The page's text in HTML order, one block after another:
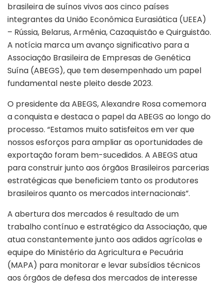
brasileira de suínos vivos aos cinco países
integrantes da União Econômica Eurasiática (UEEA)
– Rússia, Belarus, Armênia, Cazaquistão e Quirguistão.
A notícia marca um avanço significativo para a
Associação Brasileira de Empresas de Genética
Suína (ABEGS), que tem desempenhado um papel
fundamental neste pleito desde 2023.
O presidente da ABEGS, Alexandre Rosa comemora
a conquista e destaca o papel da ABEGS ao longo do
processo. “Estamos muito satisfeitos em ver que
nossos esforços para ampliar as oportunidades de
exportação foram bem-sucedidos. A ABEGS atua
para construir junto aos órgãos Brasileiros parcerias
estratégicas que beneficiem tanto os produtores
brasileiros quanto os mercados internacionais”.
A abertura dos mercados é resultado de um
trabalho contínuo e estratégico da Associação, que
atua constantemente junto aos adidos agrícolas e
equipe do Ministério da Agricultura e Pecuária
(MAPA) para monitorar e levar subsídios técnicos
aos órgãos de defesa dos mercados de interesse